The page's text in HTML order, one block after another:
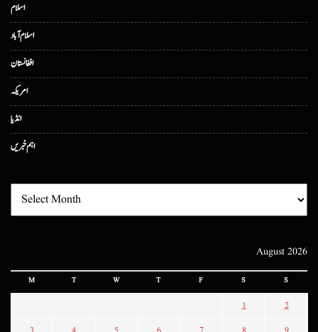
اسلام
اسلام آباد
افغانستان
امریکہ
انڈیا
اہم خبریں
August 2026
M T W T F S S
1 2